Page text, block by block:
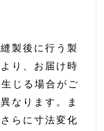
製後に行う製
り、お届け時
じる場合がご
なります。ま
らに寸法変化